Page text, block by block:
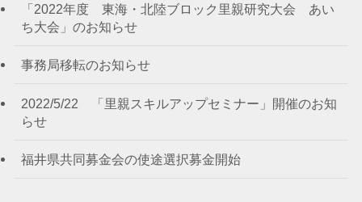
「2022年度 東海・北陸ブロック里親研究大会 あい
ち大会」のお知らせ
事務局移転のお知らせ
2022/5/22 「里親スキルアップセミナー」開催のお知
らせ
福井県共同募金会の使途選択募金開始